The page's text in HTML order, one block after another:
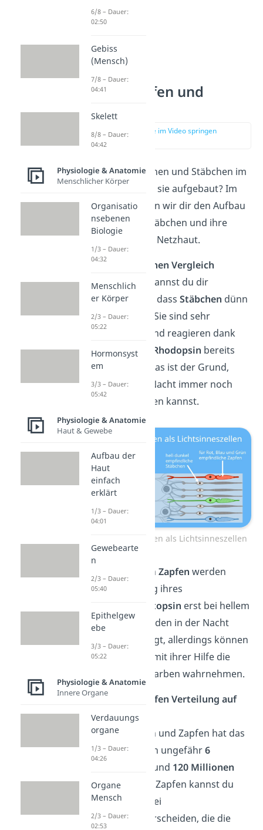
Aufbau Zapfen und
Stäbchen
zur Stelle im Video springen
(00:39)
Wo sind die Zäpfchen und Stäbchen im
Auge und wie sind sie aufgebaut? Im
Folgenden erklären wir dir den Aufbau
von Zapfen und Stäbchen und ihre
Verteilung auf der Netzhaut.
Zapfen und Stäbchen Vergleich
Aus dem Namen kannst du dir
bestimmt denken, dass Stäbchen dünn
und länglich sind. Sie sind sehr
lichtempfindlich und reagieren dank
des Sehpigments
Rhodopsin bereits
auf wenig Licht. Das ist der Grund,
warum du in der Nacht immer noch
schwarz-weiß sehen kannst.
Zapfen und Stäbchen als Lichtsinneszellen
Die kegelförmigen Zapfen werden
durch die Spaltung ihres
Photopsin erst bei hellem
Licht aktiv. Sie werden in der Nacht
zwar nicht angeregt, allerdings können
wir bei Tageslicht mit ihrer Hilfe die
verschiedensten Farben wahrnehmen.
Stäbchen und Zapfen Verteilung auf
der Netzhaut
Wie viele Stäbchen und Zapfen hat das
Auge? Wir besitzen ungefähr6
und 120 Millionen
Stäbchen. Bei den Zapfen kannst du
dabei zwischen drei
Zapfentypen unterscheiden, die die
6/8 – Dauer:
02:50
Gebiss
(Mensch)
7/8 – Dauer:
04:41
Skelett
8/8 – Dauer:
04:42
Physiologie & Anatomie
Menschlicher Körper
Organisatio
nsebenen
Biologie
1/3 – Dauer:
04:32
Menschlich
er Körper
2/3 – Dauer:
05:22
Hormonsyst
em
3/3 – Dauer:
05:42
Physiologie & Anatomie
Haut & Gewebe
Aufbau der
Haut
einfach
erklärt
1/3 – Dauer:
04:01
Gewebearte
n
2/3 – Dauer:
05:40
Epithelgew
ebe
3/3 – Dauer:
05:22
Physiologie & Anatomie
Innere Organe
Verdauungs
organe
1/3 – Dauer:
04:26
Organe
Mensch
2/3 – Dauer:
02:53